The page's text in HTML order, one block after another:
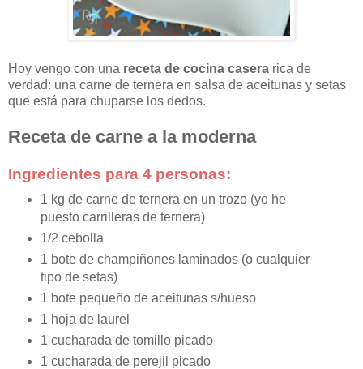
Hoy vengo con una receta de cocina casera rica de
verdad: una carne de ternera en salsa de aceitunas y setas
que está para chuparse los dedos.
Receta de carne a la moderna
Ingredientes para 4 personas:
1 kg de carne de ternera en un trozo (yo he
puesto carrilleras de ternera)
1/2 cebolla
1 bote de champiñones laminados (o cualquier
tipo de setas)
1 bote pequeño de aceitunas s/hueso
1 hoja de laurel
1 cucharada de tomillo picado
1 cucharada de perejil picado